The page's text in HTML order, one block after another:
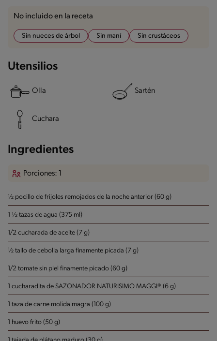
No incluido en la receta
Sin nueces de árbol Sin maní Sin crustáceos
Utensilios
Olla Sartén
Cuchara
Ingredientes
Porciones: 1
½ pocillo de frijoles remojados de la noche anterior (60 g)
1 ½ tazas de agua (375 ml)
1/2 cucharada de aceite (7 g)
½ tallo de cebolla larga finamente picada (7 g)
1/2 tomate sin piel finamente picado (60 g)
1 cucharadita de SAZONADOR NATURISIMO MAGGI® (6 g)
1 taza de carne molida magra (100 g)
1 huevo frito (50 g)